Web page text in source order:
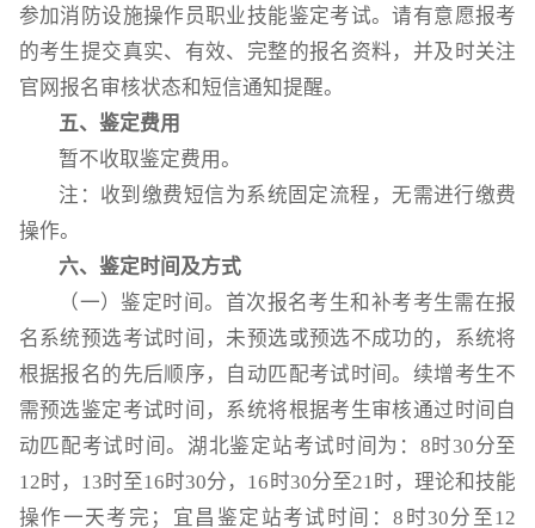
参加消防设施操作员职业技能鉴定考试。请有意愿报考
的考生提交真实、有效、完整的报名资料，并及时关注
官网报名审核状态和短信通知提醒。
五、鉴定费用
暂不收取鉴定费用。
注：收到缴费短信为系统固定流程，无需进行缴费
操作。
六、鉴定时间及方式
（一）鉴定时间。首次报名考生和补考考生需在报
名系统预选考试时间，未预选或预选不成功的，系统将
根据报名的先后顺序，自动匹配考试时间。续增考生不
需预选鉴定考试时间，系统将根据考生审核通过时间自
动匹配考试时间。湖北鉴定站考试时间为：8时30分至
12时，13时至16时30分，16时30分至21时，理论和技能
操作一天考完；宜昌鉴定站考试时间：8时30分至12